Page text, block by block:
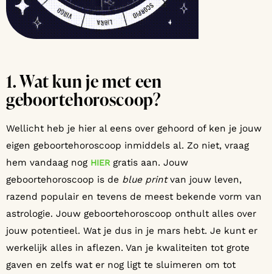
1. Wat kun je met een
geboortehoroscoop?
Wellicht heb je hier al eens over gehoord of ken je jouw
eigen geboortehoroscoop inmiddels al. Zo niet, vraag
hem vandaag nog HIER gratis aan. Jouw
geboortehoroscoop is de blue printvan jouw leven,
razend populair en tevens de meest bekende vorm van
astrologie. Jouw geboortehoroscoop onthult alles over
jouw potentieel. Wat je dus in je mars hebt. Je kunt er
werkelijk alles in aflezen. Van je kwaliteiten tot grote
gaven en zelfs wat er nog ligt te sluimeren om tot